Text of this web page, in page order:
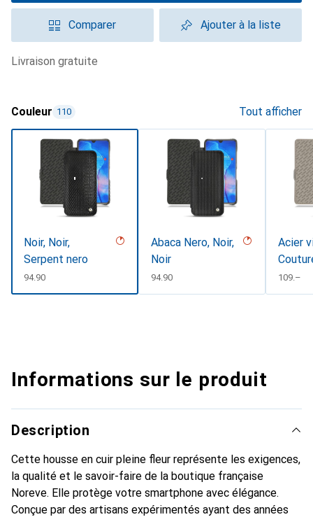
Comparer Ajouter à la liste
livraison gratuite
Couleur 110 Tout afficher
Noir, Noir,
Serpent nero
CHF
94.90
Abaca Nero, Noir,
Noir
CHF
94.90
Acier
CHF
109.–
Informations sur le produit
Description
Cette housse en cuir pleine fleur représente les exigences,
la qualité et le savoir-faire de la boutique française
Noreve. Elle protège votre smartphone avec élégance.
Conçue par des artisans expérimentés ayant des années